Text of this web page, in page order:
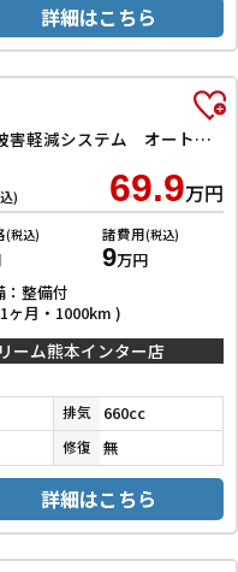
詳細はこちら
L SAIII クリアランスソナー 衝突被害軽減システム オートマチックハイビーム オートライト キーレスエントリー アイドリングストップ CVT ESC CD エアコン パワーステアリング パワーウィンドウ
) 69.9万円
(税込) 諸費用(税込)
9万円
：整備付
ヶ月・1000km )
ーム熊本インター店
排気 660cc
修復 無
詳細はこちら